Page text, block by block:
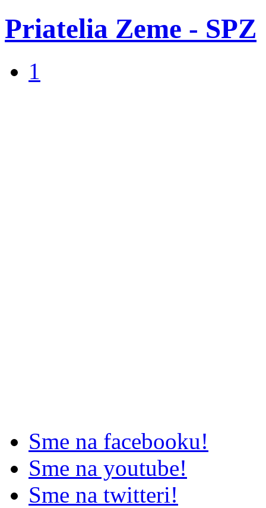
Priatelia Zeme - SPZ
1
Sme na facebooku!
Sme na youtube!
Sme na twitteri!